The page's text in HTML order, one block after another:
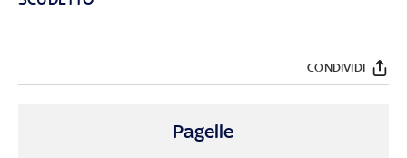
CONDIVIDI
Pagelle